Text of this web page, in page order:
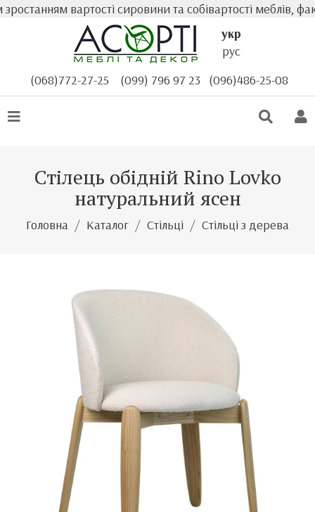
вартості сировини та собівартості меблів,
укр
рус
(068)772-27-25
(099) 796 97 23 (096)486-25-08
Стілець обідній Rino Lovko
натуральний ясен
Головна Каталог Стільці Стільці з дерева